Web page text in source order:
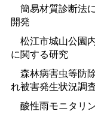
簡易材質診断法
開発
松江市城山公園
に関する研究
森林病害虫等防
れ被害発生状況調
酸性雨モニタリ